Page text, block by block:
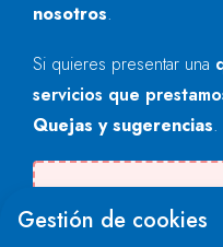
nosotros.
Si quieres presentar una
servicios que
Quejas y sugerencias.
"text" field.
Gestión de cookies